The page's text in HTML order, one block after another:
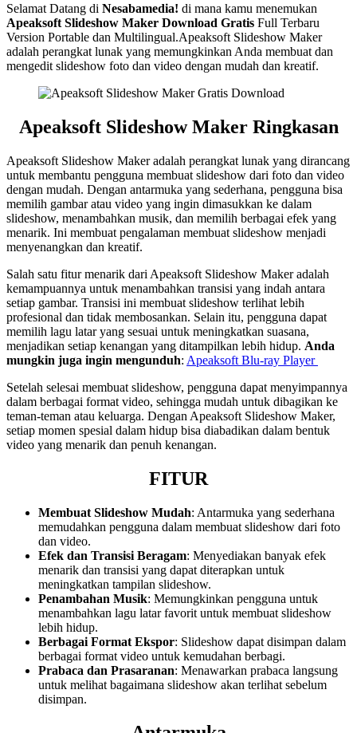
Selamat Datang di Nesabamedia! di mana kamu menemukan
Apeaksoft Slideshow Maker Download Gratis Full Terbaru
Version Portable dan Multilingual.Apeaksoft Slideshow Maker
adalah perangkat lunak yang memungkinkan Anda membuat dan
mengedit slideshow foto dan video dengan mudah dan kreatif.
Apeaksoft Slideshow Maker Ringkasan
Apeaksoft Slideshow Maker adalah perangkat lunak yang dirancang
untuk membantu pengguna membuat slideshow dari foto dan video
dengan mudah. Dengan antarmuka yang sederhana, pengguna bisa
memilih gambar atau video yang ingin dimasukkan ke dalam
slideshow, menambahkan musik, dan memilih berbagai efek yang
menarik. Ini membuat pengalaman membuat slideshow menjadi
menyenangkan dan kreatif.
Salah satu fitur menarik dari Apeaksoft Slideshow Maker adalah
kemampuannya untuk menambahkan transisi yang indah antara
setiap gambar. Transisi ini membuat slideshow terlihat lebih
profesional dan tidak membosankan. Selain itu, pengguna dapat
memilih lagu latar yang sesuai untuk meningkatkan suasana,
menjadikan setiap kenangan yang ditampilkan lebih hidup. Anda
mungkin juga ingin mengunduh: Apeaksoft Blu-ray Player
Setelah selesai membuat slideshow, pengguna dapat menyimpannya
dalam berbagai format video, sehingga mudah untuk dibagikan ke
teman-teman atau keluarga. Dengan Apeaksoft Slideshow Maker,
setiap momen spesial dalam hidup bisa diabadikan dalam bentuk
video yang menarik dan penuh kenangan.
FITUR
Membuat Slideshow Mudah: Antarmuka yang sederhana
memudahkan pengguna dalam membuat slideshow dari foto
dan video.
Efek dan Transisi Beragam: Menyediakan banyak efek
menarik dan transisi yang dapat diterapkan untuk
meningkatkan tampilan slideshow.
Penambahan Musik: Memungkinkan pengguna untuk
menambahkan lagu latar favorit untuk membuat slideshow
lebih hidup.
Berbagai Format Ekspor: Slideshow dapat disimpan dalam
berbagai format video untuk kemudahan berbagi.
Prabaca dan Prasaranan: Menawarkan prabaca langsung
untuk melihat bagaimana slideshow akan terlihat sebelum
disimpan.